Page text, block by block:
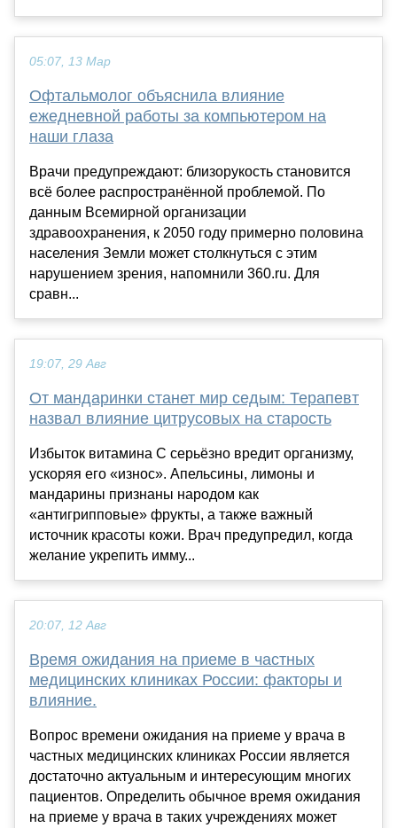
05:07, 13 Мар
Офтальмолог объяснила влияние
ежедневной работы за компьютером на
наши глаза
Врачи предупреждают: близорукость становится
всё более распространённой проблемой. По
данным Всемирной организации
здравоохранения, к 2050 году примерно половина
населения Земли может столкнуться с этим
нарушением зрения, напомнили 360.ru. Для
сравн...
19:07, 29 Авг
От мандаринки станет мир седым: Терапевт
назвал влияние цитрусовых на старость
Избыток витамина С серьёзно вредит организму,
ускоряя его «износ». Апельсины, лимоны и
мандарины признаны народом как
«антигрипповые» фрукты, а также важный
источник красоты кожи. Врач предупредил, когда
желание укрепить имму...
20:07, 12 Авг
Время ожидания на приеме в частных
медицинских клиниках России: факторы и
влияние.
Вопрос времени ожидания на приеме у врача в
частных медицинских клиниках России является
достаточно актуальным и интересующим многих
пациентов. Определить обычное время ожидания
на приеме у врача в таких учреждениях может